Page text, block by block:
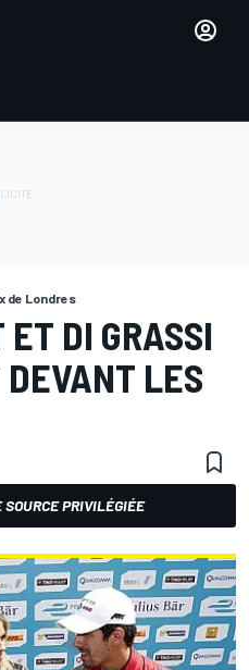
de Londres
DI GRASSI
LES
PRIVILÉGIÉE